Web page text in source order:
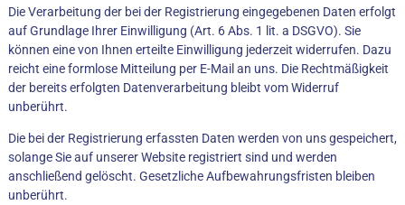
Die Verarbeitung der bei der Registrierung eingegebenen Daten erfolgt
auf Grundlage Ihrer Einwilligung (Art. 6 Abs. 1 lit. a DSGVO). Sie
können eine von Ihnen erteilte Einwilligung jederzeit widerrufen. Dazu
reicht eine formlose Mitteilung per E-Mail an uns. Die Rechtmäßigkeit
der bereits erfolgten Datenverarbeitung bleibt vom Widerruf
unberührt.
Die bei der Registrierung erfassten Daten werden von uns gespeichert,
solange Sie auf unserer Website registriert sind und werden
anschließend gelöscht. Gesetzliche Aufbewahrungsfristen bleiben
unberührt.